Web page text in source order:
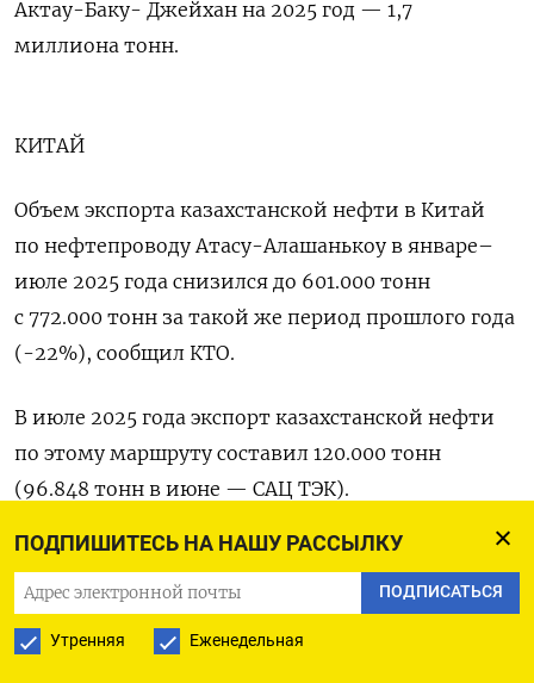
ПОДПИШИТЕСЬ НА НАШУ РАССЫЛКУ
ПОДПИСАТЬСЯ
Утренняя Еженедельная
Актау-Баку- Джейхан на 2025 год — 1,7
миллиона тонн.
КИТАЙ
Объем экспорта казахстанской нефти в Китай
по нефтепроводу Атасу-Алашанькоу в январе–
июле 2025 года снизился до 601.000 тонн
с 772.000 тонн за такой же период прошлого года
(-22%), сообщил КТО.
В июле 2025 года экспорт казахстанской нефти
по этому маршруту составил 120.000 тонн
(96.848 тонн в июне — САЦ ТЭК).
Транзит российской нефти по Атасу-
Алашанькоу за январь–июль 2025 года
увеличился до 5,828 миллиона тонн с 5,728
миллиона тонн за аналогичный период